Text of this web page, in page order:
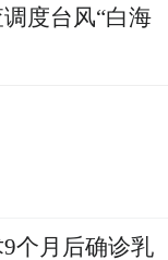
度台风“白海
个月后确诊乳